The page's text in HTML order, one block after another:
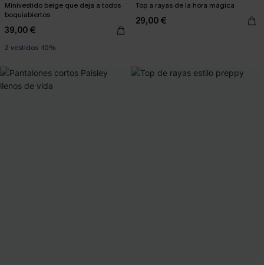
Minivestido beige que deja a todos
boquiabiertos
39,00 €
2 vestidos -10%
Top a rayas de la hora mágica
29,00 €